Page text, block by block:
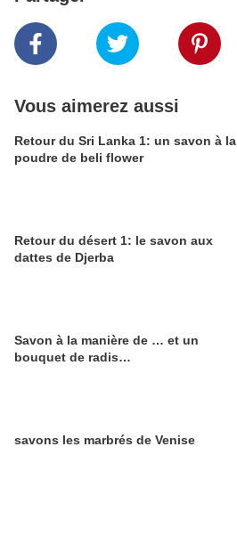
Vous aimerez aussi
Retour du Sri Lanka 1: un savon à la
poudre de beli flower
Retour du désert 1: le savon aux
dattes de Djerba
Savon à la manière de … et un
bouquet de radis…
savons les marbrés de Venise